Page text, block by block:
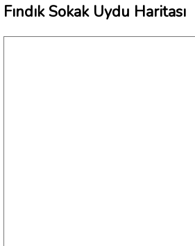
Fındık Sokak Uydu Haritası